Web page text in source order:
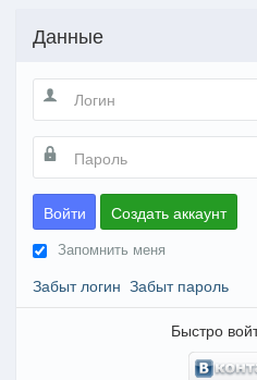
Данные
Войти Создать аккаунт
Запомнить меня
Забыт логин Забыт пароль
Быстро